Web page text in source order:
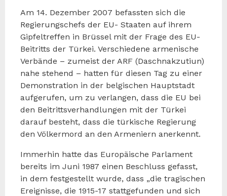
Am 14. Dezember 2007 befassten sich die
Regierungschefs der EU- Staaten auf ihrem
Gipfeltreffen in Brüssel mit der Frage des EU-
Beitritts der Türkei. Verschiedene armenische
Verbände – zumeist der ARF (Daschnakzutiun)
nahe stehend – hatten für diesen Tag zu einer
Demonstration in der belgischen Hauptstadt
aufgerufen, um zu verlangen, dass die EU bei
den Beitrittsverhandlungen mit der Türkei
darauf besteht, dass die türkische Regierung
den Völkermord an den Armeniern anerkennt.
Immerhin hatte das Europäische Parlament
bereits im Juni 1987 einen Beschluss gefasst,
in dem festgestellt wurde, dass „die tragischen
Ereignisse, die 1915-17 stattgefunden und sich